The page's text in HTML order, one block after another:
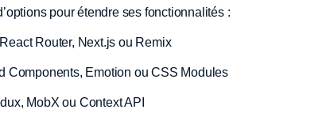
pour étendre ses fonctionnalités :
Router, Next.js ou Remix
Components, Emotion ou CSS Modules
MobX ou Context API